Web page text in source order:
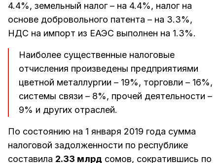
4.4%, земельный налог – на 4.4%, налог на
основе добровольного патента – на 3.3%,
НДС на импорт из ЕАЭС выполнен на 1.3%.
Наиболее существенные налоговые
отчисления произведены предприятиями
цветной металлургии – 19%, торговли – 16%,
системы связи – 8%, прочей деятельности –
9% и других отраслей.
По состоянию на 1 января 2019 года сумма
налоговой задолженности по республике
составила 2.33 млрд сомов, сократившись по